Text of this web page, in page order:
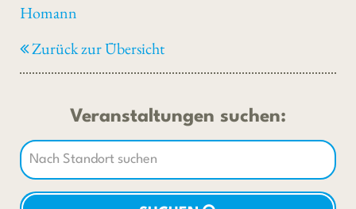
Homann
Zurück zur Übersicht
Veranstaltungen suchen: